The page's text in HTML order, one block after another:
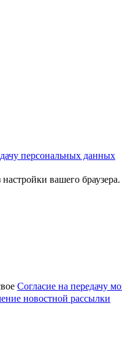
персональных данных
вашего
Согласие на передачу
новостной рассылки